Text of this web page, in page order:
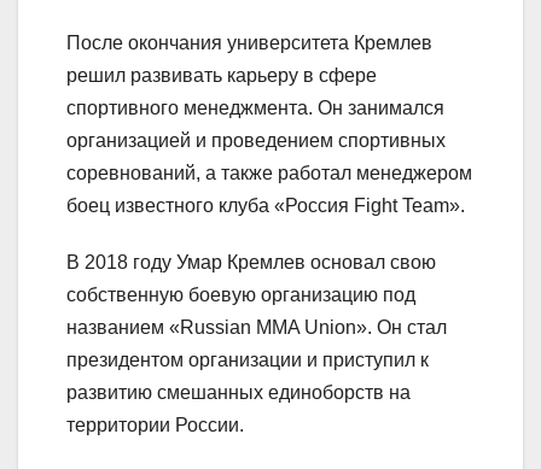
После окончания университета Кремлев
решил развивать карьеру в сфере
спортивного менеджмента. Он занимался
организацией и проведением спортивных
соревнований, а также работал менеджером
боец известного клуба «Россия Fight Team».
В 2018 году Умар Кремлев основал свою
собственную боевую организацию под
названием «Russian MMA Union». Он стал
президентом организации и приступил к
развитию смешанных единоборств на
территории России.